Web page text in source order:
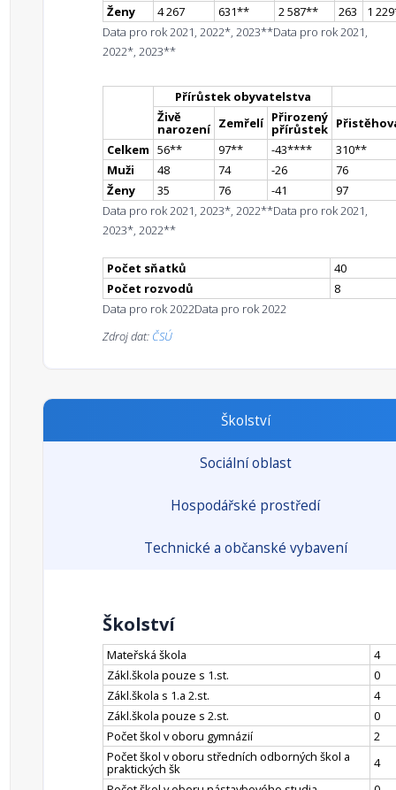
Ženy 4 267 631** 2 587** 263 1 229
Data pro rok 2021, 2022*, 2023**Data pro rok 2021,
2022*, 2023**
Přírůstek obyvatelstva
Živě
narození Zemřelí Přirozený
přírůstek
Celkem 56** 97** -43**** 310**
Muži
48 74 -26
76
Ženy
35 76 -41
97
Data pro rok 2021, 2023*, 2022**Data pro rok 2021,
2023*, 2022**
Počet sňatků
40
Počet rozvodů
8
Data pro rok 2022Data pro rok 2022
Zdroj dat: ČSÚ
Školství
Sociální oblast
Hospodářské prostředí
Technické a občanské vybavení
Školství
Mateřská škola
4
Zákl.škola pouze s 1.st.
0
Zákl.škola s 1.a 2.st.
4
Zákl.škola pouze s 2.st.
0
Počet škol v oboru gymnázií
2
Počet škol v oboru středních odborných škol a
praktických šk
4